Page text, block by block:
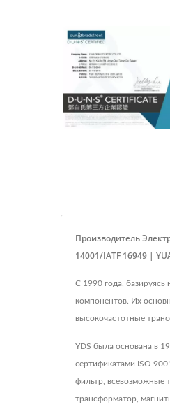
Производитель
14001/IATF 16949 |
С 1990 года, базируясь
компонентов. Их
высокочастотные
YDS была основана в
сертификатами ISO
фильтр, всевозможные
трансформатор,